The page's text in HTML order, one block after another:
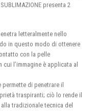
presenta 2
letteralmente nello
in questo modo di ottenere
con la pelle
l’immagine è applicata al
di penetrare il
traspiranti; ciò lo rende il
tradizionale tecnica del